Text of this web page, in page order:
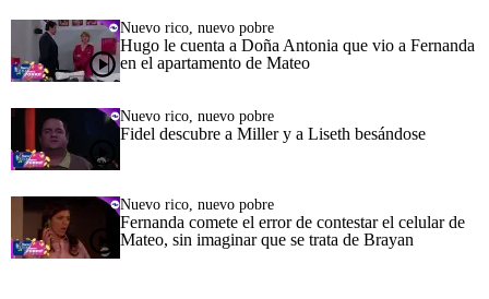
Nuevo rico, nuevo pobre
Hugo le cuenta a Doña Antonia que vio a Fernanda
en el apartamento de Mateo
Nuevo rico, nuevo pobre
Fidel descubre a Miller y a Liseth besándose
Nuevo rico, nuevo pobre
Fernanda comete el error de contestar el celular de
Mateo, sin imaginar que se trata de Brayan